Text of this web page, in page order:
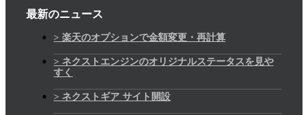
最新のニュース
> 楽天のオプションで金額変更・再計算
> ネクストエンジンのオリジナルステータスを見や
すく
> ネクストギア サイト開設